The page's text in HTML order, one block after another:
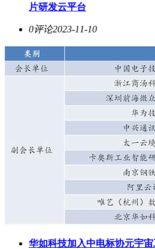
片研发云平台
0评论2023-11-10
华如科技加入中电标协元宇